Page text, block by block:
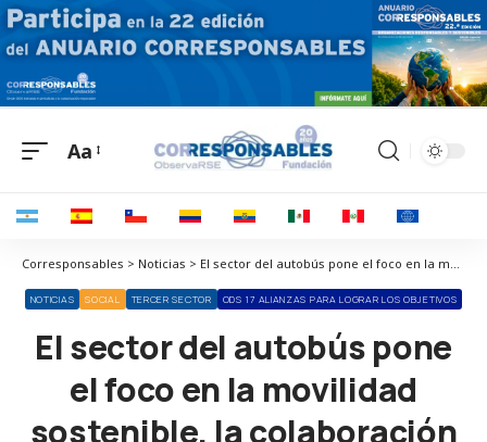
Aa
Corresponsables > Noticias > El sector del autobús pone el foco en la movilidad sostenible, la colaboración público-privada y el turismo
NOTICIAS SOCIAL TERCER SECTOR ODS 17 ALIANZAS PARA LOGRAR LOS OBJETIVOS
El sector del autobús pone
el foco en la movilidad
sostenible, la colaboración